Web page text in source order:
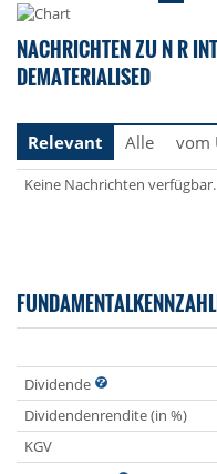
NACHRICHTEN ZU N R
DEMATERIALISED
Relevant
Alle vom
Keine Nachrichten verfügbar.
Dividende
Dividendenrendite (in %)
KGV